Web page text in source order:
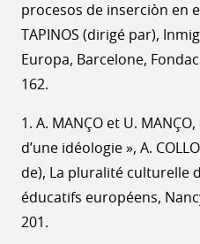
procesos de inserciòn en
TAPINOS (dirigé par),
Europa, Barcelone,
162.
1. A. MANÇO et U.
d’une idéologie », A.
de), La pluralité culturelle
éducatifs européens,
201.